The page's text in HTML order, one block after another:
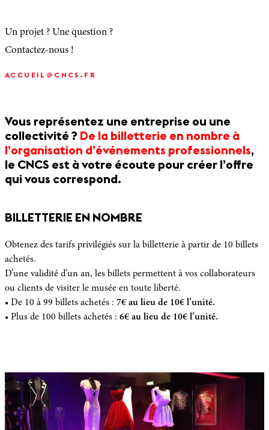
Un projet ? Une question ?
Contactez-nous !
ACCUEIL@CNCS.FR
Vous représentez une entreprise ou une
collectivité ? De la billetterie en nombre à
l’organisation d’événements professionnels,
le CNCS est à votre écoute pour créer l’offre
qui vous correspond.
BILLETTERIE EN NOMBRE
Obtenez des tarifs privilégiés sur la billetterie à partir de 10 billets
achetés.
D’une validité d’un an, les billets permettent à vos collaborateurs
ou clients de visiter le musée en toute liberté.
• De 10 à 99 billets achetés : 7€ au lieu de 10€ l’unité.
• Plus de 100 billets achetés : 6€ au lieu de 10€ l’unité.